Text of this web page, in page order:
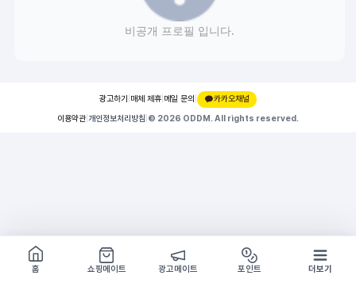
비공개 프로필 입니다.
광고하기 매체 제휴 메일 문의 |
카카오채널
이용약관 개인정보처리방침 © 2026 ODDM. All rights reserved.
쇼핑몰 구경하기
방문시 1G
홈
쇼핑메이트 광고메이트 포인트 더보기